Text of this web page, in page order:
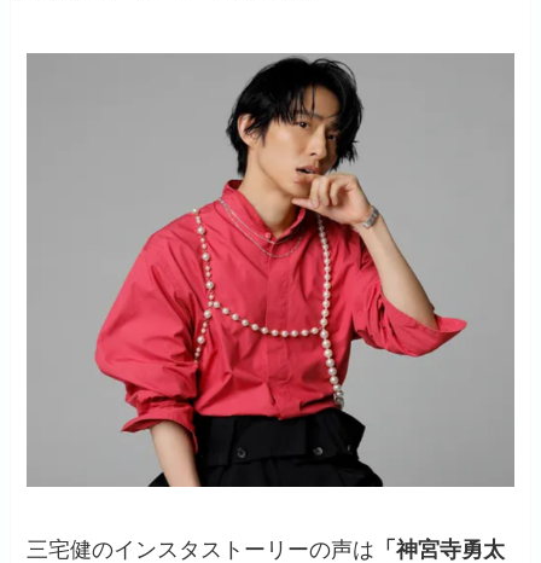
三宅健のインスタストーリーの声は 「神宮寺勇太